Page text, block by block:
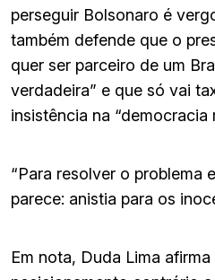
perseguir Bolsonaro é
também defende que o
quer ser parceiro de um
verdadeira” e que só vai
insistência na “democracia
“Para resolver o problema
parece: anistia para os
Em nota, Duda Lima